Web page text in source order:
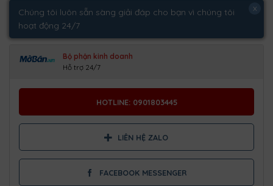
Chúng tôi luôn sẵn sàng giải đáp cho bạn vì chúng tôi
hoạt động 24/7
x
Bộ phận kinh doanh
Hỗ trợ 24/7
HOTLINE: 0901803445
LIÊN HỆ ZALO
FACEBOOK MESSENGER